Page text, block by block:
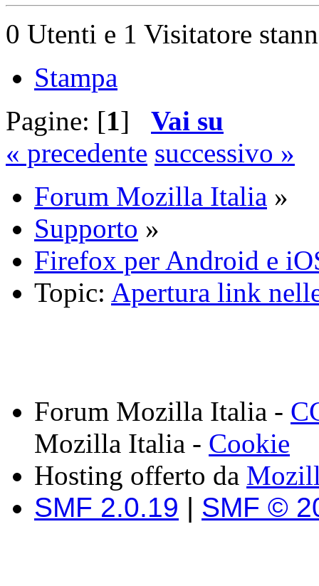
0 Utenti e 1 Visitatore
Stampa
Pagine: [1] Vai su
« precedente successivo »
Forum Mozilla Italia »
Supporto »
Firefox per Android e
Topic: Apertura link
Forum Mozilla Italia -
Mozilla Italia - Cookie
Hosting offerto da
SMF 2.0.19 | SMF ©